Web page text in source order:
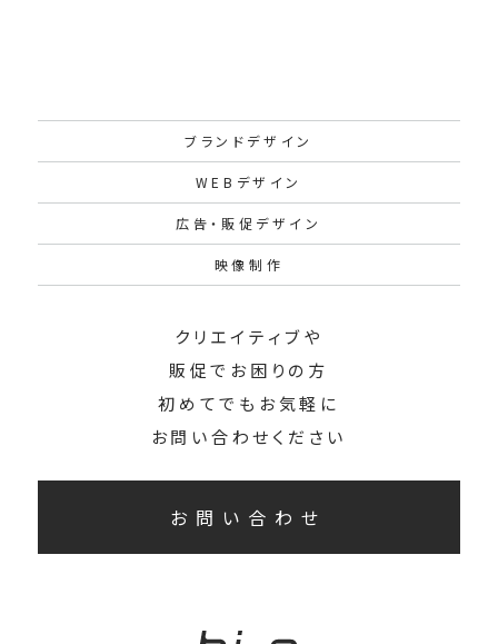
ブランドデザイン
WEBデザイン
広告・販促デザイン
映像制作
クリエイティブや
販促でお困りの方
初めてでもお気軽に
お問い合わせください
お問い合わせ